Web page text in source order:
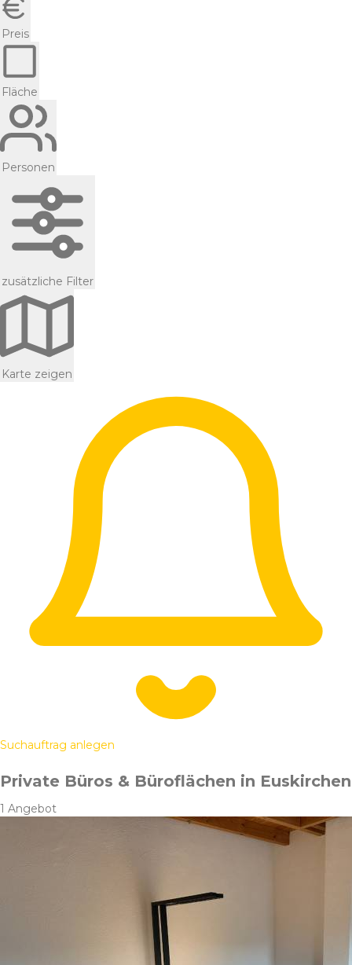
Preis
Fläche
Personen
zusätzliche Filter
Karte zeigen
Suchauftrag anlegen
Private Büros & Büroflächen in Euskirchen
1 Angebot